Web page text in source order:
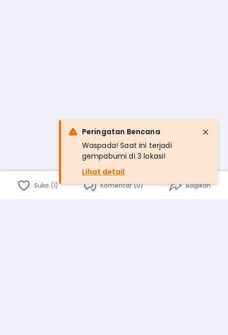
Suka (1) Komentar (0) Bagikan
Peringatan Bencana
Waspada! Saat ini terjadi
gempabumi di 3 lokasi!
Lihat detail